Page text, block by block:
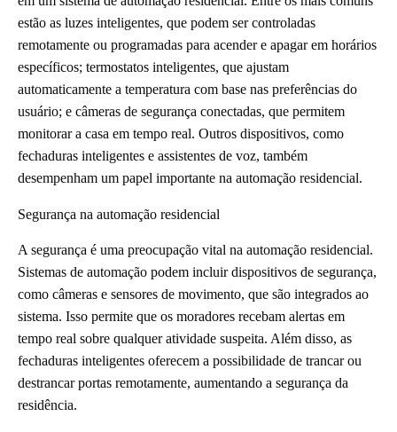
estão as luzes inteligentes, que podem ser controladas
remotamente ou programadas para acender e apagar em horários
específicos; termostatos inteligentes, que ajustam
automaticamente a temperatura com base nas preferências do
usuário; e câmeras de segurança conectadas, que permitem
monitorar a casa em tempo real. Outros dispositivos, como
fechaduras inteligentes e assistentes de voz, também
desempenham um papel importante na automação residencial.
Segurança na automação residencial
A segurança é uma preocupação vital na automação residencial.
Sistemas de automação podem incluir dispositivos de segurança,
como câmeras e sensores de movimento, que são integrados ao
sistema. Isso permite que os moradores recebam alertas em
tempo real sobre qualquer atividade suspeita. Além disso, as
fechaduras inteligentes oferecem a possibilidade de trancar ou
destrancar portas remotamente, aumentando a segurança da
residência.